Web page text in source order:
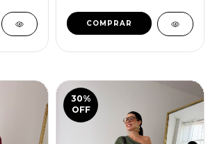
COMPRAR
30%
OFF